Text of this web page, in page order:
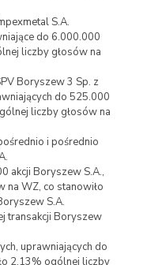
S.A.
do 6.000.000
liczby głosów na
Boryszew 3 Sp. z
do 525.000
liczby głosów na
i pośrednio
akcji Boryszew S.A.,
na WZ, co stanowiło
S.A.
transakcji Boryszew
uprawniających do
2,13% ogólnej liczby